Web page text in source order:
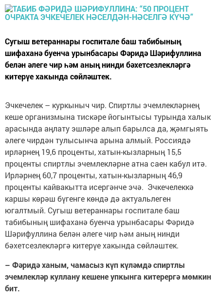
Сугыш ветераннары госпитале баш табибының
шифаханә буенча урынбасары Фәридә Шәрифуллина
белән әлеге чир һәм аның нинди бәхетсезлекләргә
китерүе хакында сөйләштек.
Эчкечелек – куркыныч чир. Спиртлы эчемлекләрнең
кеше организмына тискәре йогынтысы турында халык
арасында аңлату эшләре алып барылса да, җәмгыять
әлеге чирдән тулысынча арына алмый. Россиядә
ирләрнең 19,6 проценты, хатын-кызларның 15,5
проценты спиртлы эчемлекләрне атна саен кабул итә.
Ирләрнең 60,7 проценты, хатын-кызларның 46,9
проценты кайвакытта исергәнче эчә. Эчкечелеккә
каршы көрәш бүгенге көндә дә актуальлеген
югалтмый. Сугыш ветераннары госпитале баш
табибының шифаханә буенча урынбасары Фәридә
Шәрифуллина белән әлеге чир һәм аның нинди
бәхетсезлекләргә китерүе хакында сөйләштек.
– Фәридә ханым, чамасыз күп күләмдә спиртлы
эчемлекләр куллану кешене упкынга китерергә мөмкин
бит.